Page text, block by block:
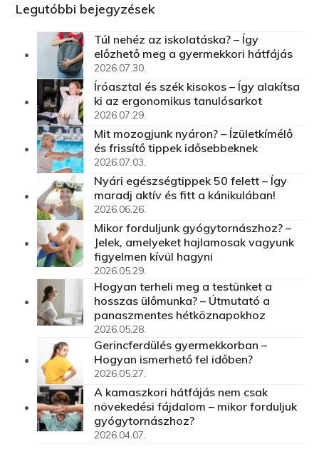
Legutóbbi bejegyzések
Túl nehéz az iskolatáska? – Így
előzhető meg a gyermekkori hátfájás
2026.07.30.
Íróasztal és szék kisokos – Így alakítsa
ki az ergonomikus tanulósarkot
2026.07.29.
Mit mozogjunk nyáron? – Ízületkímélő
és frissítő tippek idősebbeknek
2026.07.03.
Nyári egészségtippek 50 felett – Így
maradj aktív és fitt a kánikulában!
2026.06.26.
Mikor forduljunk gyógytornászhoz? –
Jelek, amelyeket hajlamosak vagyunk
figyelmen kívül hagyni
2026.05.29.
Hogyan terheli meg a testünket a
hosszas ülőmunka? – Útmutató a
panaszmentes hétköznapokhoz
2026.05.28.
Gerincferdülés gyermekkorban –
Hogyan ismerhető fel időben?
2026.05.27.
A kamaszkori hátfájás nem csak
növekedési fájdalom – mikor forduljuk
gyógytornászhoz?
2026.04.07.